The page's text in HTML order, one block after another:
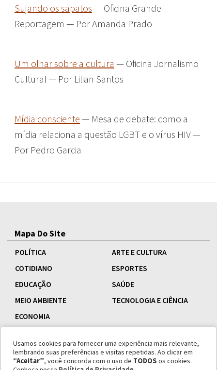
Sujando os sapatos — Oficina Grande
Reportagem — Por Amanda Prado
Um olhar sobre a cultura — Oficina Jornalismo
Cultural — Por Lilian Santos
Mídia consciente — Mesa de debate: como a
mídia relaciona a questão LGBT e o vírus HIV —
Por Pedro Garcia
Mapa Do Site
POLÍTICA
ARTE E CULTURA
COTIDIANO
ESPORTES
EDUCAÇÃO
SAÚDE
MEIO AMBIENTE
TECNOLOGIA E CIÊNCIA
ECONOMIA
Usamos cookies para fornecer uma experiência mais relevante,
lembrando suas preferências e visitas repetidas. Ao clicar em
“Aceitar”, você concorda com o uso de TODOS os cookies.